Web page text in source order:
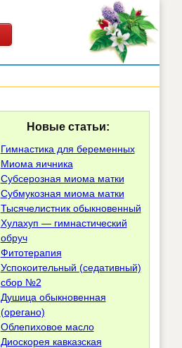
Новые статьи:
Гимнастика для беременных
Миома яичника
Субсерозная миома матки
Субмукозная миома матки
Тысячелистник обыкновенный
Хулахуп — гимнастический
обруч
Фитотерапия
Успокоительный (седативный)
сбор №2
Душица обыкновенная
(орегано)
Облепиховое масло
Диоскорея кавказская